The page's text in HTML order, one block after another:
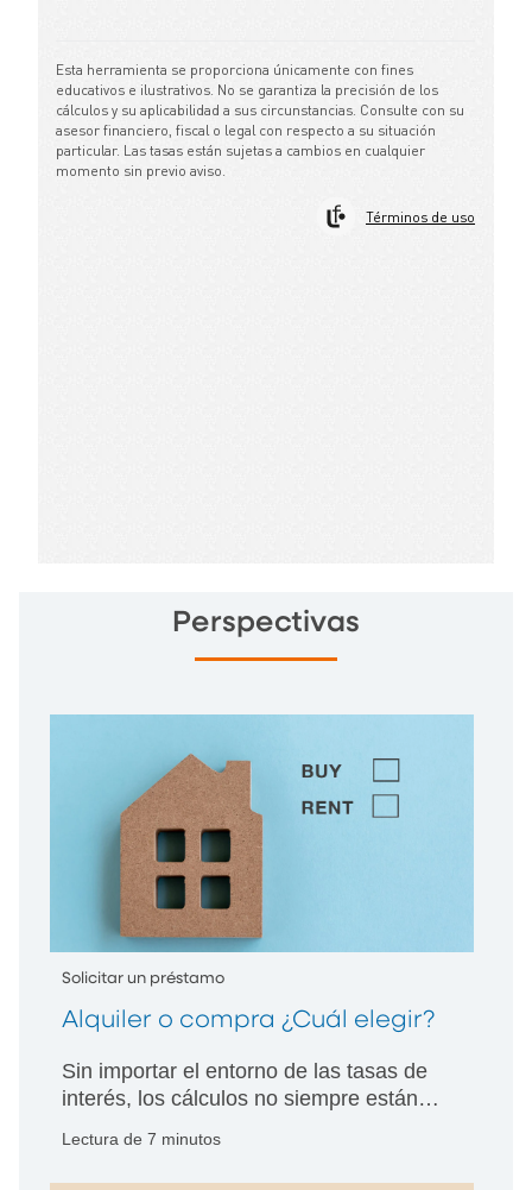
Perspectivas
Solicitar un préstamo
Alquiler o compra ¿Cuál elegir?
Sin importar el entorno de las tasas de
interés, los cálculos no siempre están
Lectura de 7 minutos